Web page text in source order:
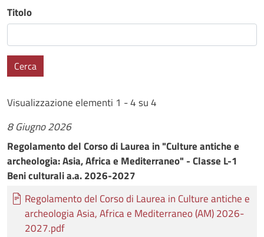
Titolo
Cerca
Visualizzazione elementi 1 - 4 su 4
8 Giugno 2026
Regolamento del Corso di Laurea in "Culture antiche e
archeologia: Asia, Africa e Mediterraneo" - Classe L-1
Beni culturali a.a. 2026-2027
Documento
Regolamento del Corso di Laurea in Culture antiche e
archeologia Asia, Africa e Mediterraneo (AM) 2026-
2027.pdf